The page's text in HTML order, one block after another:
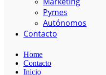
Pymes
Autónomos
Contacto
Home
Contacto
Inicio